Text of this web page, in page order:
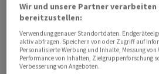
Mit einer Umbenennung würde
Jahre alte Marke mit weltweiter
hohem Erkennungswert
jedoch entschlossen, das
Wir und unsere Partner verarbeiten
bereitzustellen:
Verwendung genauer Standortdaten.
aktiv abfragen. Speichern von oder Zugriff auf
Personalisierte Werbung und Inhalte, Messung
Performance von Inhalten, Zielgruppenforschung
Verbesserung von Angeboten.